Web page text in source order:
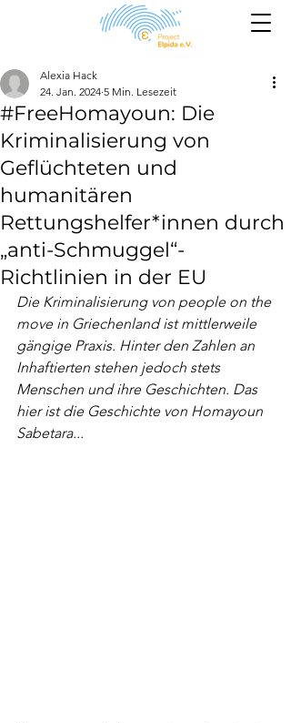
#FreeHomayoun: Die
Kriminalisierung von
Geflüchteten und
humanitären
Rettungshelfer*innen durch
„anti-Schmuggel“-
Richtlinien in der EU
Alexia Hack
24. Jan. 2024 5 Min. Lesezeit
Die Kriminalisierung von people on the
move in Griechenland ist mittlerweile
gängige Praxis. Hinter den Zahlen an
Inhaftierten stehen jedoch stets
Menschen und ihre Geschichten. Das
hier ist die Geschichte von Homayoun
Sabetara...